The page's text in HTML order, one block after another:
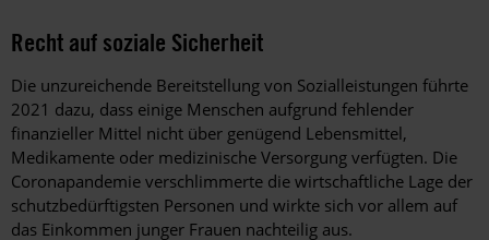
Recht auf soziale Sicherheit
Die unzureichende Bereitstellung von Sozialleistungen führte
2021 dazu, dass einige Menschen aufgrund fehlender
finanzieller Mittel nicht über genügend Lebensmittel,
Medikamente oder medizinische Versorgung verfügten. Die
Coronapandemie verschlimmerte die wirtschaftliche Lage der
schutzbedürftigsten Personen und wirkte sich vor allem auf
das Einkommen junger Frauen nachteilig aus.